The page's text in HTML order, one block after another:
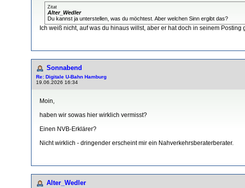
Zitat
Alter_Wedler
Du kannst ja unterstellen, was du möchtest. Aber welchen Sinn ergibt das?
Ich weiß nicht, auf was du hinaus willst, aber er hat doch in seinem
Sonnabend
Re: Digitale U-Bahn Hamburg
19.06.2026 16:34
Moin,
haben wir sowas hier wirklich vermisst?
Einen NVB-Erklärer?
Nicht wirklich - dringender erscheint mir ein Nahverkehrsberaterberater.
Alter_Wedler